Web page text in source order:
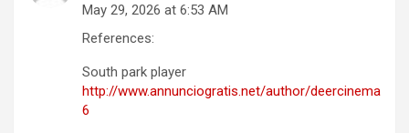
May 29, 2026 at 6:53 AM
References:
South park player
http://www.annunciogratis.net/author/deercinema
6